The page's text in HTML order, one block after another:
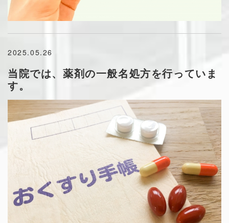
2025.05.26
当院では、薬剤の一般名処方を行っていま
す。